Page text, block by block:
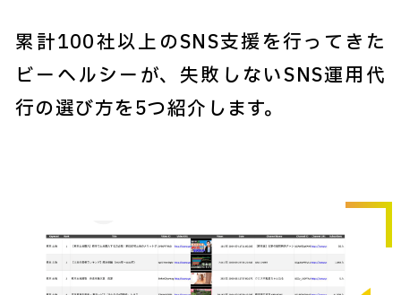
累計100社以上のSNS支援を行ってきた
ビーヘルシーが、失敗しないSNS運用代
行の選び方を5つ紹介します。